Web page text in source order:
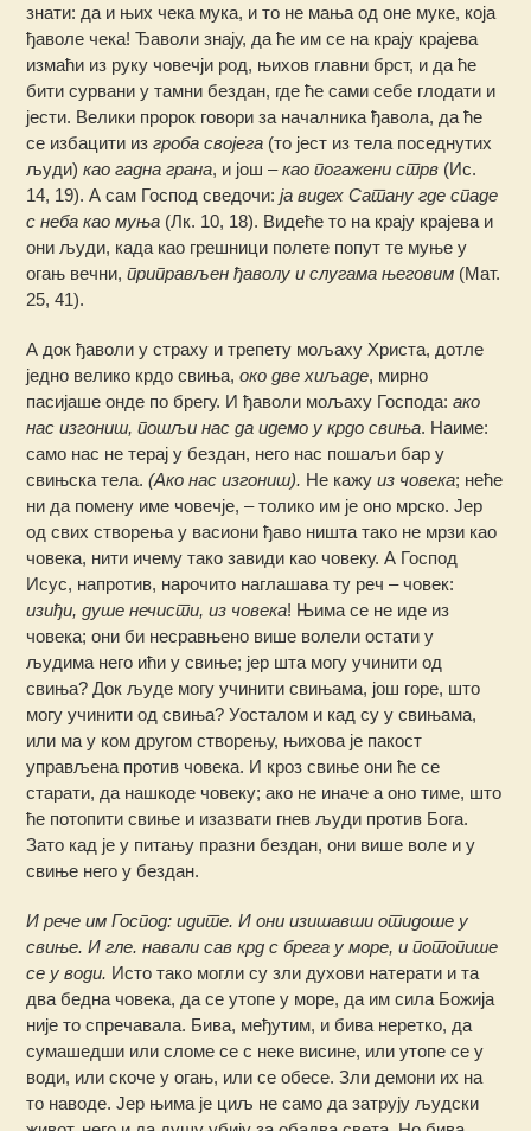
знати: да и њих чека мука, и то не мања од оне муке, која
ђаволе чека! Ђаволи знају, да ће им се на крају крајева
измаћи из руку човечји род, њихов главни брст, и да ће
бити сурвани у тамни бездан, где ће сами себе глодати и
јести. Велики пророк говори за началника ђавола, да ће
се избацити изгроба својега (то јест из тела поседнутих
људи)као гадна грана, и још –као погажени стрв (Ис.
14, 19). А сам Господ сведочи:ја видех Сатану где спаде
с неба као муња (Лк. 10, 18). Видеће то на крају крајева и
они људи, када као грешници полете попут те муње у
огањ вечни,приправљен ђаволу и слугама његовим (Мат.
25, 41).
А док ђаволи у страху и трепету мољаху Христа, дотле
једно велико крдо свиња,око две хиљаде, мирно
пасијаше онде по брегу. И ђаволи мољаху Господа:ако
нас изгониш, пошљи нас да идемо у крдо свиња. Наиме:
само нас не терај у бездан, него нас пошаљи бар у
свињска тела.(Ако нас изгониш). Не кажуиз човека; неће
ни да помену име човечје, – толико им је оно мрско. Јер
од свих створења у васиони ђаво ништа тако не мрзи као
човека, нити ичему тако завиди као човеку. А Господ
Исус, напротив, нарочито наглашава ту реч – човек:
изиђи, душе нечисти, из човека! Њима се не иде из
човека; они би несравњено више волели остати у
људима него ићи у свиње; јер шта могу учинити од
свиња? Док људе могу учинити свињама, још горе, што
могу учинити од свиња? Уосталом и кад су у свињама,
или ма у ком другом створењу, њихова је пакост
управљена против човека. И кроз свиње они ће се
старати, да нашкоде човеку; ако не иначе а оно тиме, што
ће потопити свиње и изазвати гнев људи против Бога.
Зато кад је у питању празни бездан, они више воле и у
свиње него у бездан.
И рече им Господ: идите. И они изишавши отидоше у
свиње. И гле. навали сав крд с брега у море, и потопише
се у води. Исто тако могли су зли духови натерати и та
два бедна човека, да се утопе у море, да им сила Божија
није то спречавала. Бива, међутим, и бива неретко, да
сумашедши или сломе се с неке висине, или утопе се у
води, или скоче у огањ, или се обесе. Зли демони их на
то наводе. Јер њима је циљ не само да затрују људски